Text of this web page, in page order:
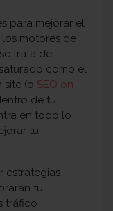
para mejorar el
motores de
trata de
como el
site (o SEO on-
de tu
en todo lo
tu
estrategias
tu
tráfico